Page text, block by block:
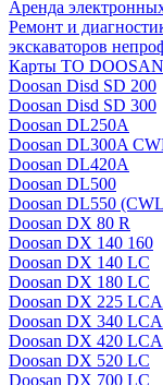
Аренда
Ремонт и
экскаваторов
Карты ТО DOOSAN
Doosan Disd SD 200
Doosan Disd SD 300
Doosan DL250A
Doosan DL300A
Doosan DL420A
Doosan DL500
Doosan DL550
Doosan DX 80 R
Doosan DX 140 160
Doosan DX 140 LC
Doosan DX 180 LC
Doosan DX 225 LCA
Doosan DX 340 LCA
Doosan DX 420 LCA
Doosan DX 520 LC
Doosan DX 700 LC